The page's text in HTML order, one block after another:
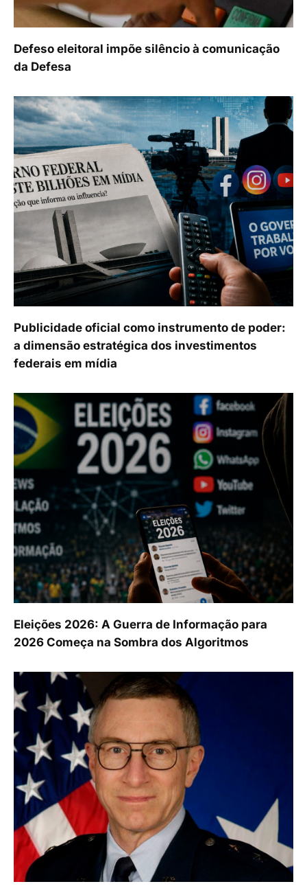
Defeso eleitoral impõe silêncio à comunicação
da Defesa
Publicidade oficial como instrumento de poder:
a dimensão estratégica dos investimentos
federais em mídia
Eleições 2026: A Guerra de Informação para
2026 Começa na Sombra dos Algoritmos